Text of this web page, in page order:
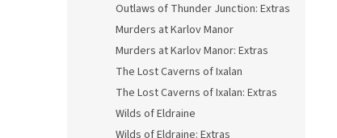
Outlaws of Thunder Junction: Extras
Murders at Karlov Manor
Murders at Karlov Manor: Extras
The Lost Caverns of Ixalan
The Lost Caverns of Ixalan: Extras
Wilds of Eldraine
Wilds of Eldraine: Extras